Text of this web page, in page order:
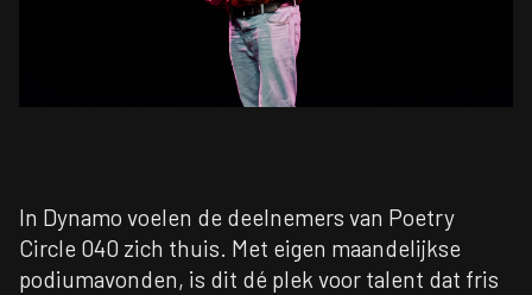
In Dynamo voelen de deelnemers van Poetry
Circle 040 zich thuis. Met eigen maandelijkse
podiumavonden, is dit dé plek voor talent dat fris